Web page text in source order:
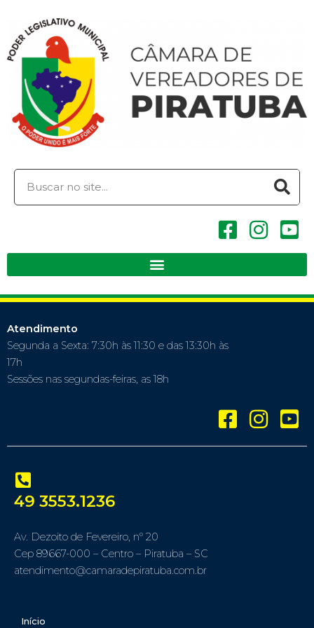
Atendimento
Segunda a Sexta: 7:30h às 11:30 e das 13:30h às
17h
Sessões nas segundas-feiras, as 18h
49 3553.1236
Av. Dezoito de Fevereiro, nº 20
Cep 89667-000 – Centro – Piratuba – SC
atendimento@camaradepiratuba.com.br
Início